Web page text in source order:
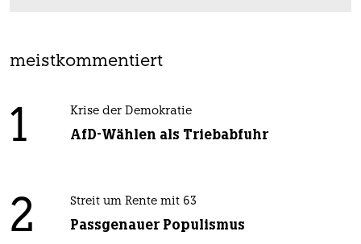
meistkommentiert
1 Krise der Demokratie
AfD-Wählen als Triebabfuhr
2 Streit um Rente mit 63
Passgenauer Populismus